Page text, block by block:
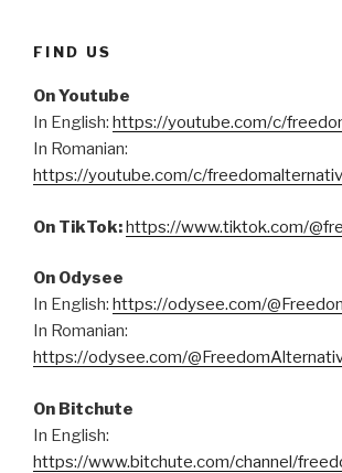
FIND US
On Youtube
In English: https://youtube.com/c/
In Romanian:
https://youtube.com/c/
On TikTok:https://www.tiktok.com/
On Odysee
In English: https://odysee.com/
In Romanian:
https://odysee.com/
On Bitchute
In English:
https://www.bitchute.com/channel/